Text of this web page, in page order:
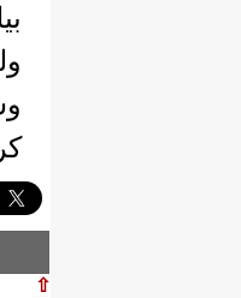
⇧